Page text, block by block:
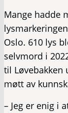
Mange hadde
Oslo. 610 lys
selvmord i
til Løvebakken
møtt av
– Jeg er enig i